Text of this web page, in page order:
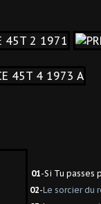
01-Si Tu passes
02-Le sorcier du